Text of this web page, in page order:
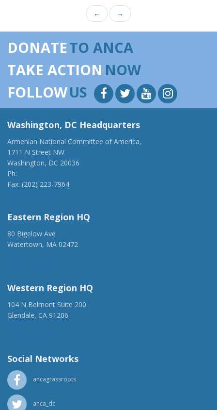
← →
DONATETO ANCA
TAKE ACTION NOW
FOLLOWUS
Washington, DC Headquarters
Armenian National Committee of America,
1711 N Street NW
Washington, DC 20036
Ph:
Fax: (202) 223-7964
Eastern Region HQ
80 Bigelow Ave
Watertown, MA 02472
Western Region HQ
104 N Belmont Suite 200
Glendale, CA 91206
Social Networks
ancagrassroots
anca_dc